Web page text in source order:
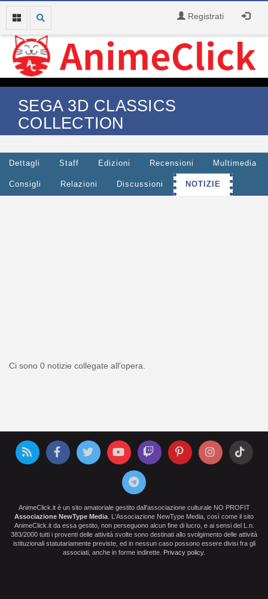
Registrati
SEGA 3D CLASSICS
COLLECTION
Dettagli Staff Edizioni Recensioni Multimedia
Consigli Relazioni Discussioni NOTIZIE
Ci sono 0 notizie collegate all'opera.
AnimeClick.it è un sito amatoriale gestito dall'associazione culturale NO PROFIT
Associazione NewType Media . L'Associazione NewType Media, così come il sito
AnimeClick.it da essa gestito, non perseguono alcun fine di lucro, e ai sensi del L.n.
383/2000 tutti i proventi delle attività svolte sono destinati allo svolgimento delle attività
istituzionali statutariamente previste, ed in nessun caso possono essere divisi fra gli
associati, anche in forme indirette. Privacy policy.